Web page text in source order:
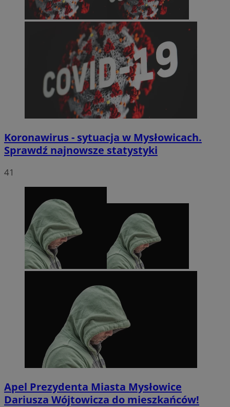
Koronawirus - sytuacja w Mysłowicach.
Sprawdź najnowsze statystyki
41
Apel Prezydenta Miasta Mysłowice
Dariusza Wójtowicza do mieszkańców!